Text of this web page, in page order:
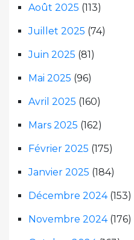
Août 2025 (113)
Juillet 2025 (74)
Juin 2025 (81)
Mai 2025 (96)
Avril 2025 (160)
Mars 2025 (162)
Février 2025 (175)
Janvier 2025 (184)
Décembre 2024(153)
Novembre 2024(176)